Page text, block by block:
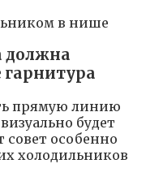
должна
гарнитура
прямую линию
будет
совет особенно
холодильников